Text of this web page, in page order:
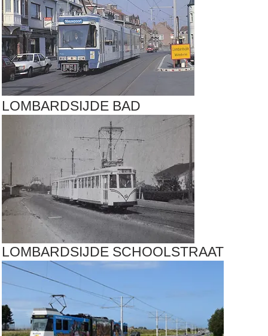
LOMBARDSIJDE BAD
LOMBARDSIJDE SCHOOLSTRAAT